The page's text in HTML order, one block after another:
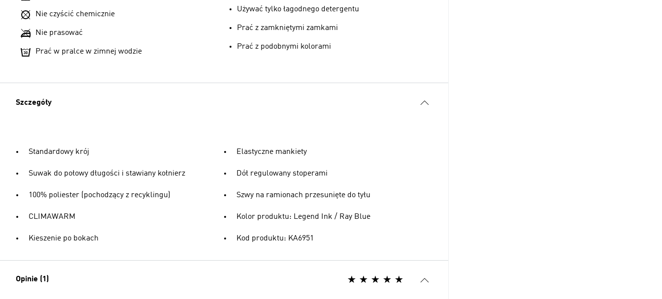
Nie czyścić chemicznie
Nie prasować
Prać w pralce w zimnej wodzie
Używać tylko łagodnego detergentu
Prać z zamkniętymi zamkami
Prać z podobnymi kolorami
Szczegóły
Standardowy krój
Suwak do połowy długości i stawiany kołnierz
100% poliester (pochodzący z recyklingu)
CLIMAWARM
Kieszenie po bokach
Elastyczne mankiety
Dół regulowany stoperami
Szwy na ramionach przesunięte do tyłu
Kolor produktu: Legend Ink / Ray Blue
Kod produktu: KA6951
Opinie (1)